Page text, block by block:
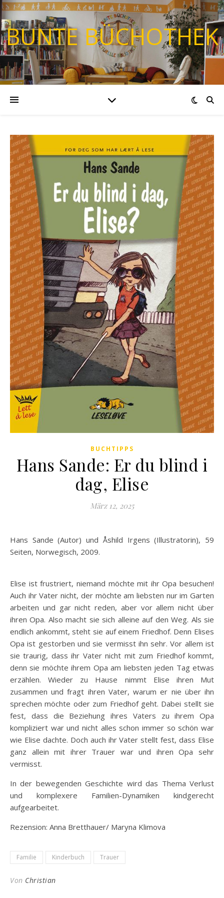
BUNTE BÜCHOTHEK
BUCHTIPPS
Hans Sande: Er du blind i
dag, Elise
März 12, 2025
Hans Sande (Autor) und Åshild Irgens (Illustratorin), 59
Seiten, Norwegisch, 2009.
Elise ist frustriert, niemand möchte mit ihr Opa besuchen!
Auch ihr Vater nicht, der möchte am liebsten nur im Garten
arbeiten und gar nicht reden, aber vor allem nicht über
ihren Opa. Also macht sie sich alleine auf den Weg. Als sie
endlich ankommt, steht sie auf einem Friedhof. Denn Elises
Opa ist gestorben und sie vermisst ihn sehr. Vor allem ist
sie traurig, dass ihr Vater nicht mit zum Friedhof kommt,
denn sie möchte ihrem Opa am liebsten jeden Tag etwas
erzählen. Wieder zu Hause nimmt Elise ihren Mut
zusammen und fragt ihren Vater, warum er nie über ihn
sprechen möchte oder zum Friedhof geht. Dabei stellt sie
fest, dass die Beziehung ihres Vaters zu ihrem Opa
kompliziert war und nicht alles schon immer so schön war
wie Elise dachte. Doch auch ihr Vater stellt fest, dass Elise
ganz allein mit ihrer Trauer war und ihren Opa sehr
vermisst.
In der bewegenden Geschichte wird das Thema Verlust
und komplexere Familien-Dynamiken kindgerecht
aufgearbeitet.
Rezension: Anna Bretthauer/ Maryna Klimova
Familie Kinderbuch Trauer
Von Christian